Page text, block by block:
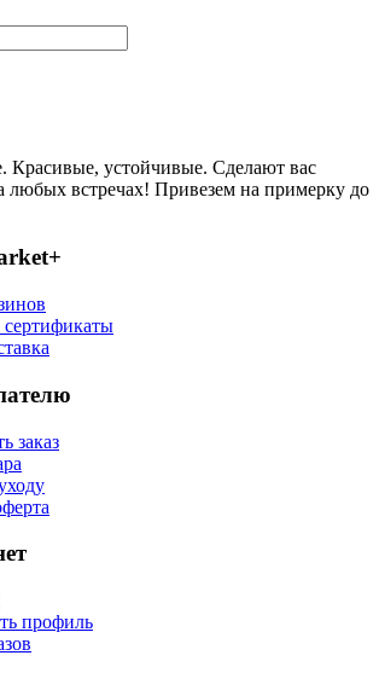
Красивые, устойчивые. Сделают вас
любых встречах! Привезем на примерку до
заказ
профиль